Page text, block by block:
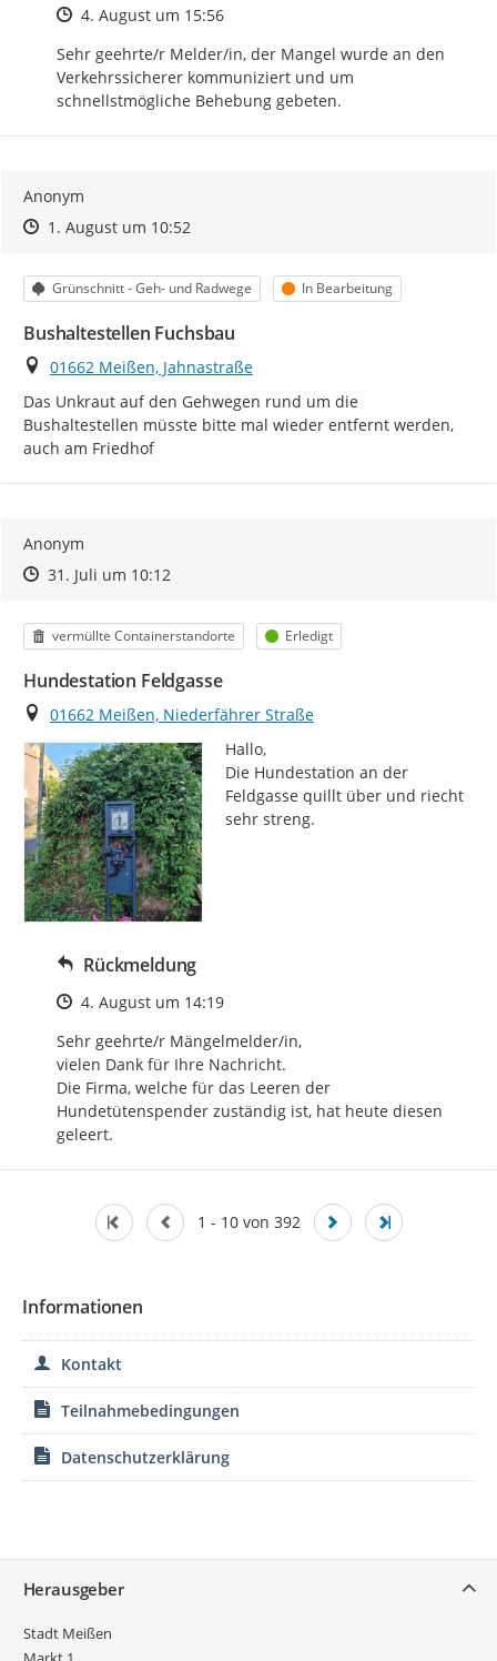
Zeitpunkt des Erstellens
4. August um 15:56
Sehr geehrte/r Melder/in, der Mangel wurde an den
Verkehrssicherer kommuniziert und um
schnellstmögliche Behebung gebeten.
Anonym
Zeitpunkt des Erstellens
Zeitpunkt des Erstellens
1. August um 10:52Zur Äußerung
Kategorie
Grünschnitt - Geh- und Radwege Status
In Bearbeitung
Bushaltestellen Fuchsbau
Ort
01662 Meißen, Jahnastraße
Das Unkraut auf den Gehwegen rund um die
Bushaltestellen müsste bitte mal wieder entfernt werden,
auch am Friedhof
Anonym
Zeitpunkt des Erstellens
Zeitpunkt des Erstellens
31. Juli um 10:12Zur Äußerung
Kategorie
vermüllte Containerstandorte Status
Erledigt
Hundestation Feldgasse
Ort
01662 Meißen, Niederfährer Straße
Hallo,
Die Hundestation an der
Feldgasse quillt über und riecht
sehr streng.
Rückmeldung
Zeitpunkt des Erstellens
4. August um 14:19
Sehr geehrte/r Mängelmelder/in,
vielen Dank für Ihre Nachricht.
Die Firma, welche für das Leeren der
Hundetütenspender zuständig ist, hat heute diesen
geleert.
1 - 10 von 392
Informationen
Kontakt
Teilnahmebedingungen
Datenschutzerklärung
Herausgeber
Stadt Meißen